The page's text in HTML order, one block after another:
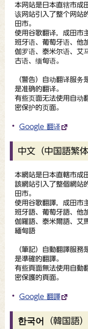
本网站是日本直辖市成
该网站引入了整个网站
田市。
使用谷歌翻译，成田市
班牙语、葡萄牙语、他
伽罗语、泰米尔语、艾
古语、缅甸语。
（警告）自动翻译服务
是准确的翻译。
有些页面无法使用自动
密保护的页面。
Google 翻译
中文（中国語繁体
本網站是日本直轄市成
該網站引入了整個網站
田市。
使用谷歌翻譯，成田市
班牙語、葡萄牙語、他
伽羅語、泰米爾語、艾
緬甸語
（筆記）自動翻譯服務
是準確的翻譯。
有些頁面無法使用自動
密保護的頁面。
Google 翻譯
한국어（韓国語）